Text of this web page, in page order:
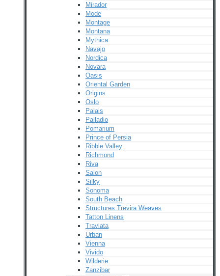
Mirador
Mode
Montage
Montana
Mythica
Navajo
Nordica
Novara
Oasis
Oriental Garden
Origins
Oslo
Palais
Palladio
Pomarium
Prince of Persia
Ribble Valley
Richmond
Riva
Salon
Silky
Sonoma
South Beach
Structures Trevira Weaves
Tatton Linens
Traviata
Urban
Vienna
Vivido
Wilderie
Zanzibar